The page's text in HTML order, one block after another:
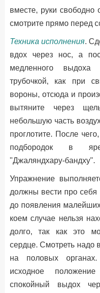
вместе, руки
смотрите прямо перед
Техника исполнения.
вдох через нос, а
медленного
трубочкой, как при
вороны, отсюда и
вытяните через
небольшую часть
проглотите. После
подбородок в
"Джаляндхару-бандху".
Упражнение
должны вести про себя
до появления
коем случае нельзя
долго, так как это
сердце. Смотреть надо
на половых
исходное
спокойный выдох